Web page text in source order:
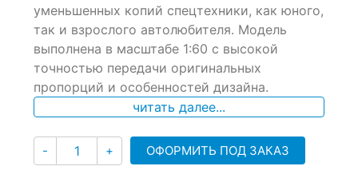
ratings
уменьшенных копий спецтехники, как юного,
так и взрослого автолюбителя. Модель
выполнена в масштабе 1:60 с высокой
точностью передачи оригинальных
пропорций и особенностей дизайна.
читать далее...
- Количество
+ ОФОРМИТЬ ПОД ЗАКАЗ